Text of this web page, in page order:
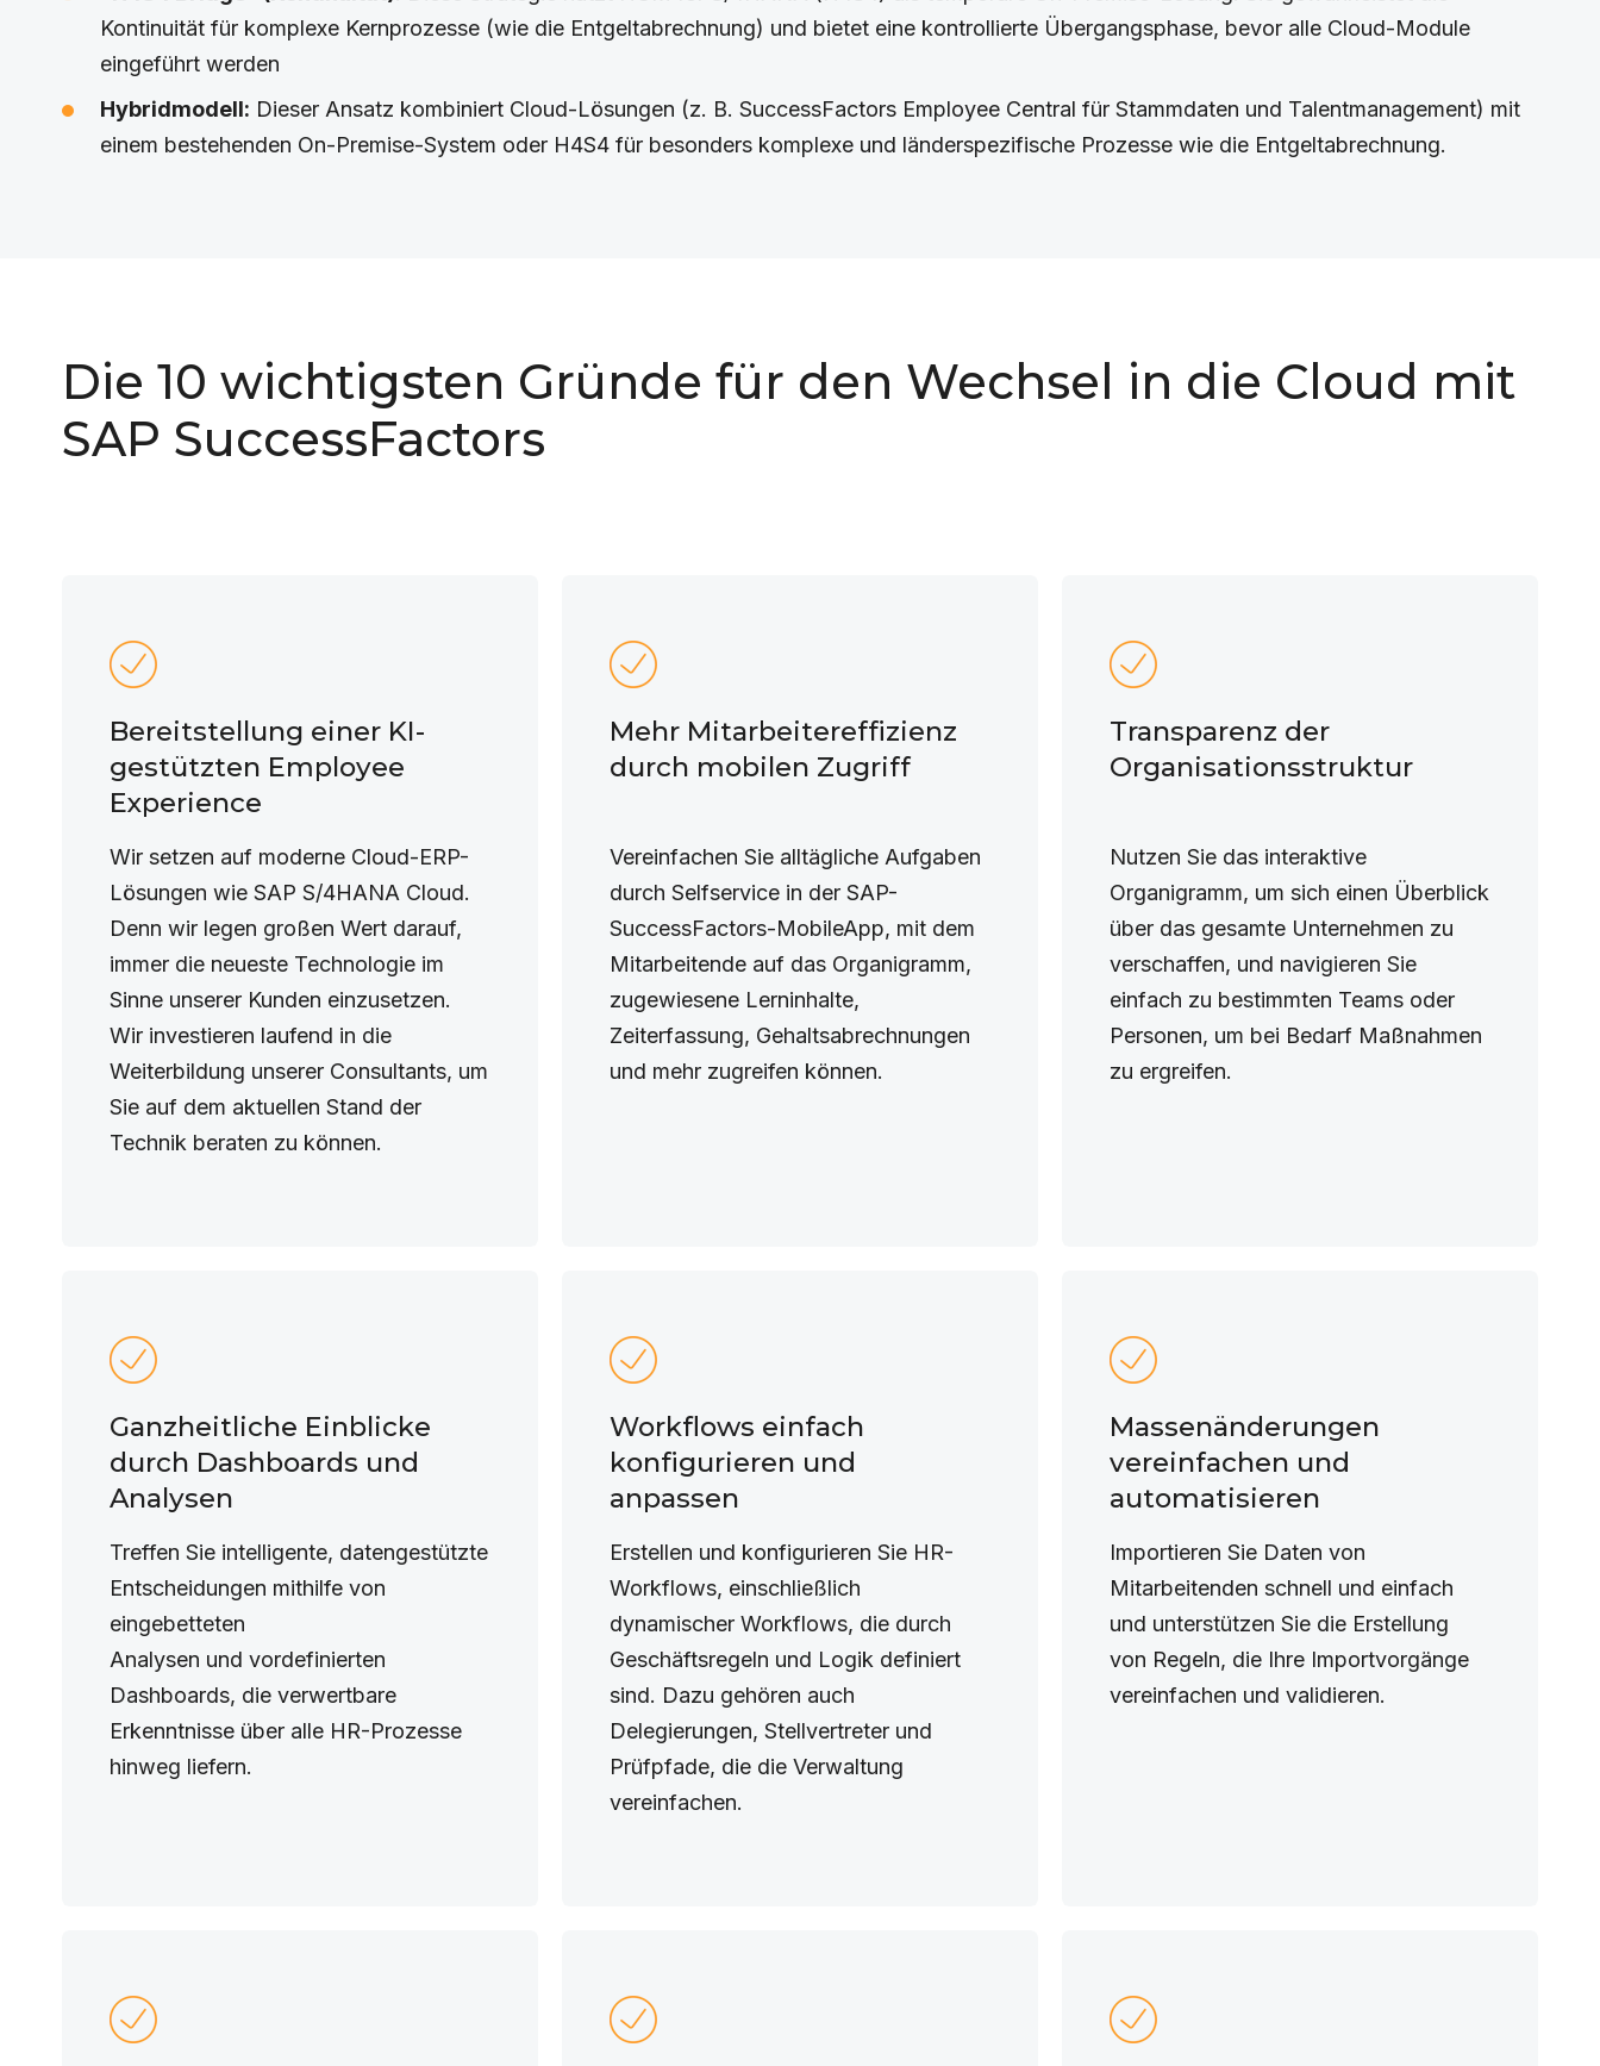
Kontinuität für komplexe Kernprozesse (wie die Entgeltabrechnung) und bietet eine kontrollierte Übergangsphase, bevor alle Cloud-Module
eingeführt werden
Hybridmodell: Dieser Ansatz kombiniert Cloud-Lösungen (z. B. SuccessFactors Employee Central für Stammdaten und Talentmanagement) mit
einem bestehenden On-Premise-System oder H4S4 für besonders komplexe und länderspezifische Prozesse wie die Entgeltabrechnung.
Die 10 wichtigsten Gründe für den Wechsel in die Cloud mit
SAP SuccessFactors
Bereitstellung einer KI-
gestützten Employee
Experience
Wir setzen auf moderne Cloud-ERP-
Lösungen wie SAP S/4HANA Cloud.
Denn wir legen großen Wert darauf,
immer die neueste Technologie im
Sinne unserer Kunden einzusetzen.
Wir investieren laufend in die
Weiterbildung unserer Consultants, um
Sie auf dem aktuellen Stand der
Technik beraten zu können.
Mehr Mitarbeitereffizienz
durch mobilen Zugriff
Vereinfachen Sie alltägliche Aufgaben
durch Selfservice in der SAP-
SuccessFactors-MobileApp, mit dem
Mitarbeitende auf das Organigramm,
zugewiesene Lerninhalte,
Zeiterfassung, Gehaltsabrechnungen
und mehr zugreifen können.
Transparenz der
Organisationsstruktur
Nutzen Sie das interaktive
Organigramm, um sich einen Überblick
über das gesamte Unternehmen zu
verschaffen, und navigieren Sie
einfach zu bestimmten Teams oder
Personen, um bei Bedarf Maßnahmen
zu ergreifen.
Ganzheitliche Einblicke
durch Dashboards und
Analysen
Treffen Sie intelligente, datengestützte
Entscheidungen mithilfe von
eingebetteten
Analysen und vordefinierten
Dashboards, die verwertbare
Erkenntnisse über alle HR-Prozesse
hinweg liefern.
Workflows einfach
konfigurieren und
anpassen
Erstellen und konfigurieren Sie HR-
Workflows, einschließlich
dynamischer Workflows, die durch
Geschäftsregeln und Logik definiert
sind. Dazu gehören auch
Delegierungen, Stellvertreter und
Prüfpfade, die die Verwaltung
vereinfachen.
Massenänderungen
vereinfachen und
automatisieren
Importieren Sie Daten von
Mitarbeitenden schnell und einfach
und unterstützen Sie die Erstellung
von Regeln, die Ihre Importvorgänge
vereinfachen und validieren.